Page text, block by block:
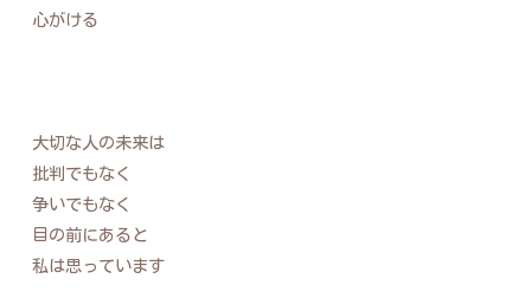
心がける
大切な人の未来は
批判でもなく
争いでもなく
目の前にあると
私は思っています